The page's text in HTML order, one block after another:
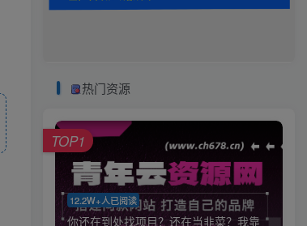
热门资源
12.2W+人已阅读
你还在到处找项目？还在当韭菜？我靠
TOP1